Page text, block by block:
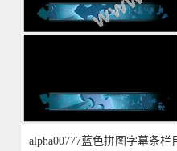
alpha00777蓝色拼图字幕条